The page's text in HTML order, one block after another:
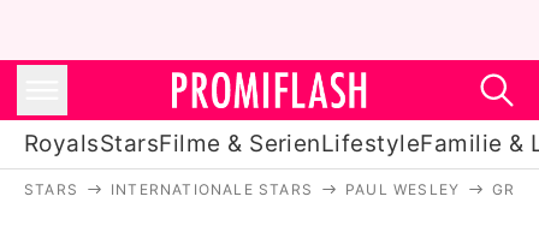
RoyalsStarsFilme & SerienLifestyleFamilie &
STARS INTERNATIONALE STARS PAUL WESLEY